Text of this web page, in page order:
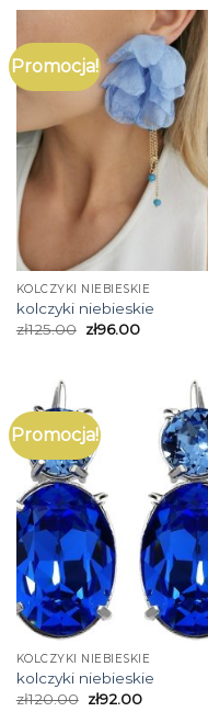
Promocja!
KOLCZYKI NIEBIESKIE
kolczyki niebieskie
zł125.00 zł96.00
Promocja!
KOLCZYKI NIEBIESKIE
kolczyki niebieskie
zł120.00 zł92.00